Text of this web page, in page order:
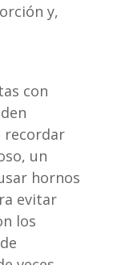
y,
con
recordar
un
hornos
evitar
los